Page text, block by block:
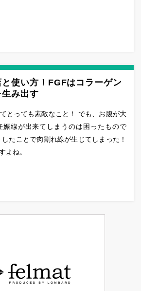
と使い方！FGFはコラーゲン
み出す
とっても素敵なこと！ でも、お腹が大
娠線が出来てしまうのは困ったもので
たことで肉割れ線が生じてしまった！
よね。